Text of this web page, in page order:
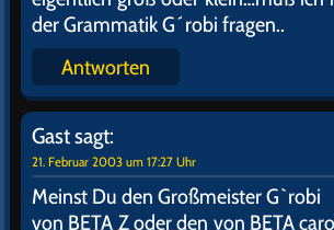
Dabei hätte ich doch problemlos
komischen Gorn
denen ich immerhin weiß, dass
Kostüme tragen…
Antworten
Gastsagt: